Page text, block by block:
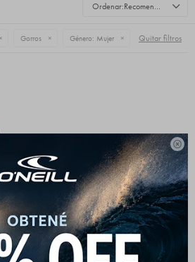

Recomendados
Gorros Género: Mujer Quitar filtros